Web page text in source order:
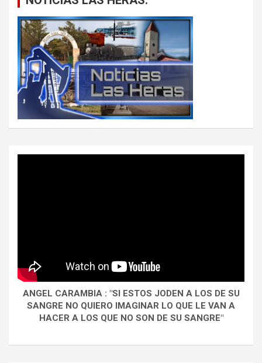
ANGEL CARAMBIA : "SI ESTOS JODEN A LOS DE SU
SANGRE NO QUIERO IMAGINAR LO QUE LE VAN A
HACER A LOS QUE NO SON DE SU SANGRE"